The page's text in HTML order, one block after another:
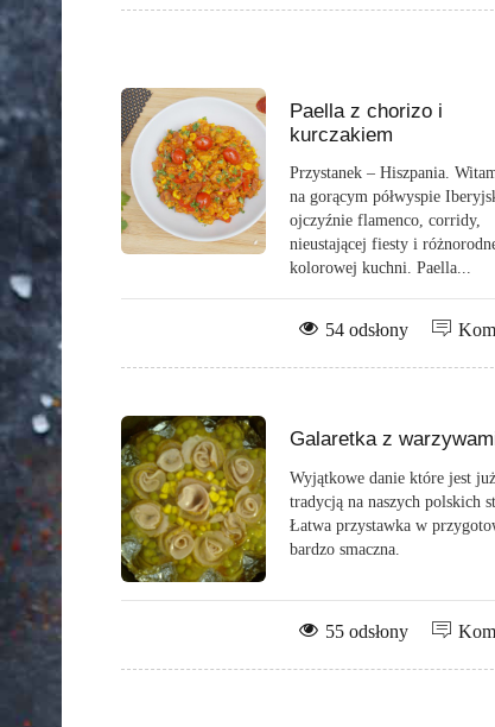
Paella z chorizo i
kurczakiem
Przystanek – Hiszpania.
na gorącym półwyspie
ojczyźnie flamenco, corridy,
nieustającej fiesty i
kolorowej kuchni. Paella...
54 odsłony
Galaretka z
Wyjątkowe danie które jest już
tradycją na naszych polskich
Łatwa przystawka w
bardzo smaczna.
55 odsłony